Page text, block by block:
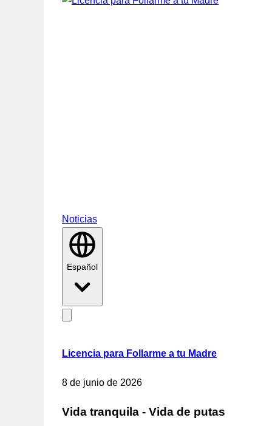
Noticias
Español
Licencia para Follarme a tu Madre
8 de junio de 2026
Vida tranquila - Vida de putas